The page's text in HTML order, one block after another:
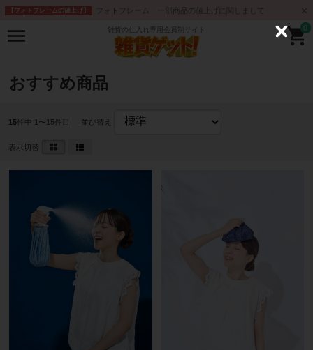
【フォトフレームの値上げ】 フォトフレーム 一部商品の値上げに関しまして
雑貨の仕入れ専用会員制サイト 0
おすすめ商品
15件中 1〜15件目 並び替え
表示切替
C